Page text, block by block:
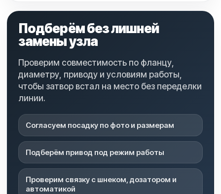
Подберём без лишней
замены узла
Проверим совместимость по фланцу,
диаметру, приводу и условиям работы,
чтобы затвор встал на место без переделки
линии.
Согласуем посадку по фото и размерам
Подберём привод под режим работы
Проверим связку с шнеком, дозатором и
автоматикой